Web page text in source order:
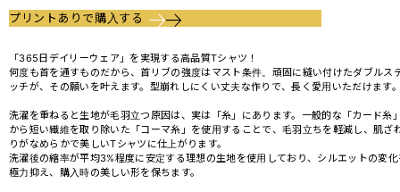
プリントありで購入する
「365日デイリーウェア」を実現する高品質Tシャツ！
何度も首を通すものだから、首リブの強度はマスト条件。頑固に縫い付けたダブルス
ッチが、その願いを叶えます。型崩れしにくい丈夫な作りで、長く愛用いただけます
洗濯を重ねると生地が毛羽立つ原因は、実は「糸」にあります。一般的な「カード糸
から短い繊維を取り除いた「コーマ糸」を使用することで、毛羽立ちを軽減し、肌ざ
りがなめらかで美しいTシャツに仕上がります。
洗濯後の縮率が平均3%程度に安定する理想の生地を使用しており、シルエットの変化
極力抑え、購入時の美しい形を保ちます。